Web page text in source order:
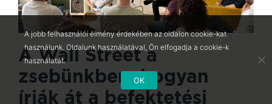
A Wall Street a
zsebünkben: hogyan
írják át a befektetési
A jobb felhasználói élmény érdekében az oldalon cookie-kat
használunk. Oldalunk használatával, Ön elfogadja a cookie-k
használatát.
OK